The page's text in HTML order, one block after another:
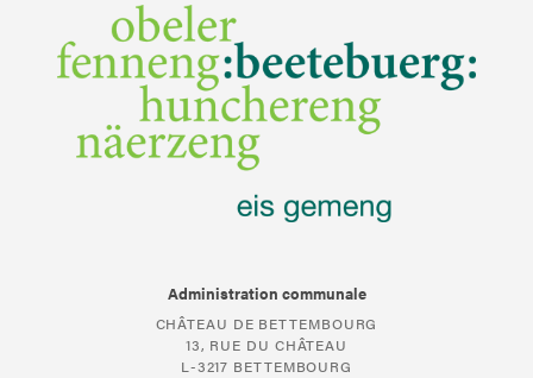
Administration communale
CHÂTEAU DE BETTEMBOURG
13, RUE DU CHÂTEAU
L-3217 BETTEMBOURG